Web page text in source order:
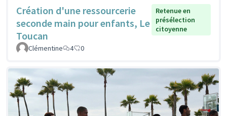
Création d'une ressourcerie
seconde main pour enfants, Le
Toucan
Retenue en
présélection
citoyenne
Clémentine 4 0